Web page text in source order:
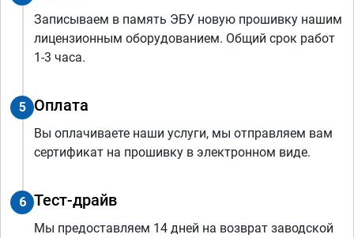
Записываем в память ЭБУ новую прошивку нашим
лицензионным оборудованием. Общий срок работ
1-3 часа.
5 Оплата
Вы оплачиваете наши услуги, мы отправляем вам
сертификат на прошивку в электронном виде.
6 Тест-драйв
Мы предоставляем 14 дней на возврат заводской